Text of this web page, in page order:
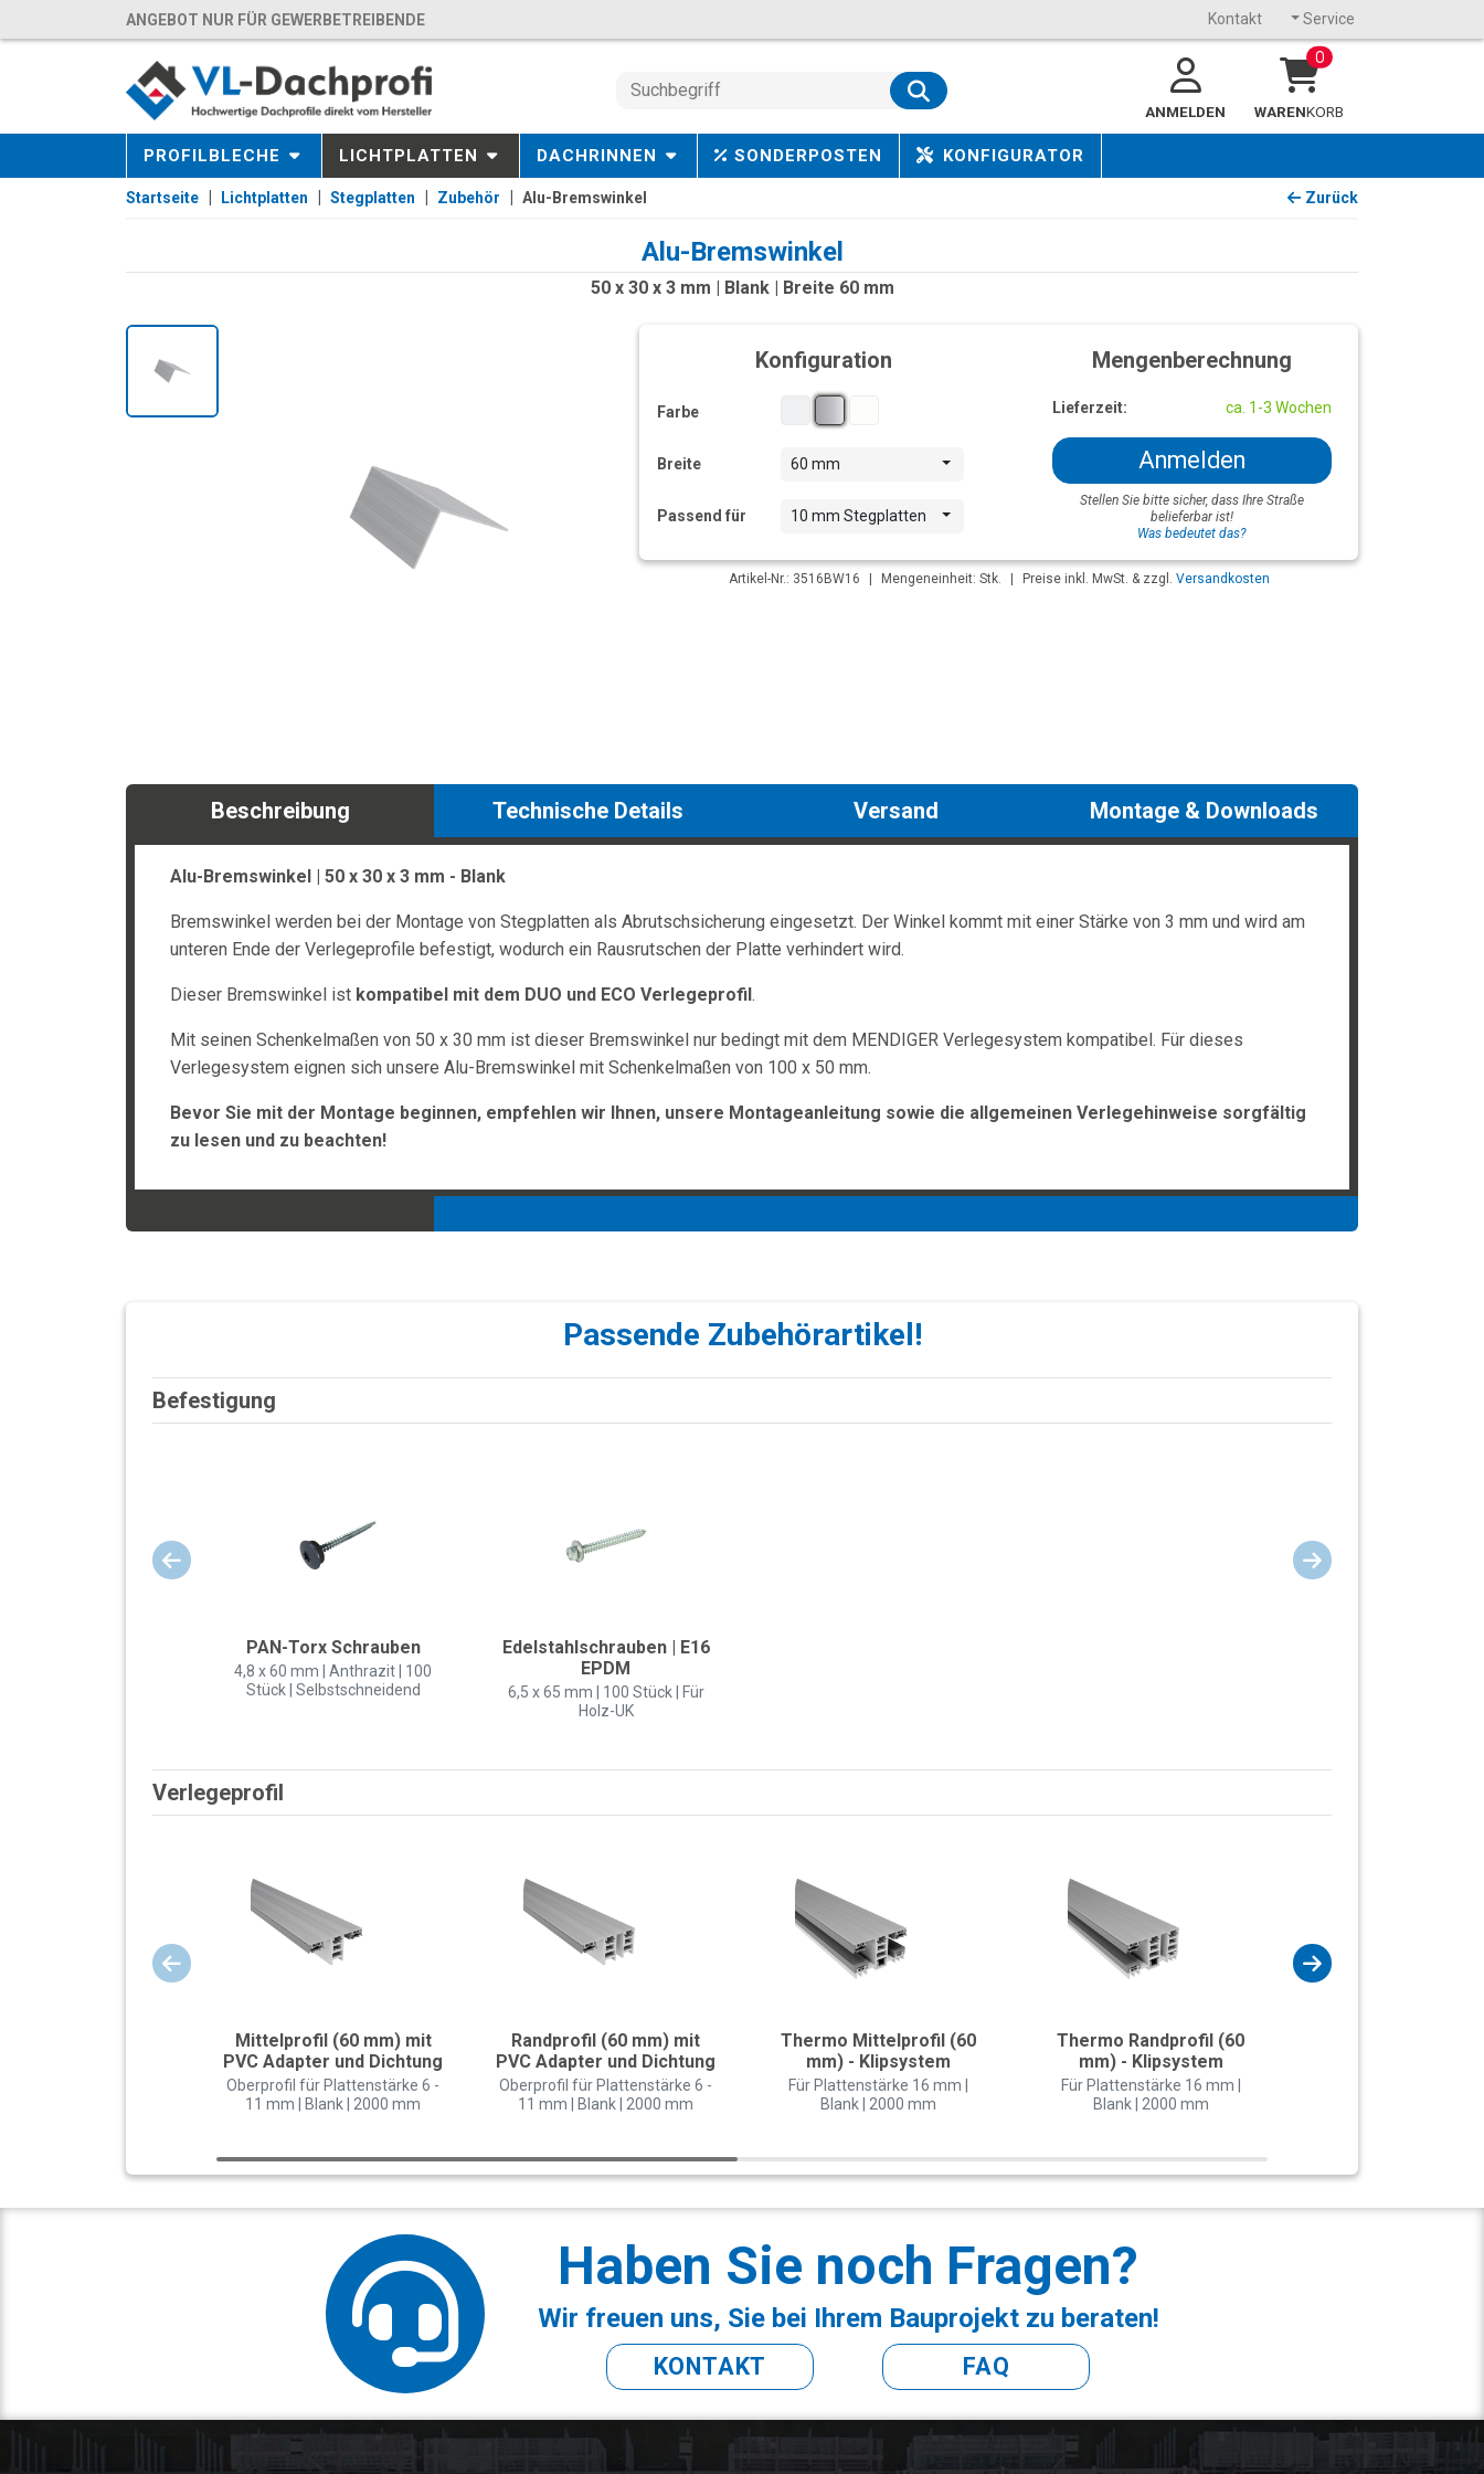
ANGEBOT NUR FÜR GEWERBETREIBENDE Kontakt Service
ANMELDEN
0
WARENKORB
PROFILBLECHE LICHTPLATTEN DACHRINNEN SONDERPOSTEN KONFIGURATOR
Startseite Lichtplatten Stegplatten Zubehör Alu-Bremswinkel Zurück
Alu-Bremswinkel
50 x 30 x 3 mm | Blank | Breite 60 mm
Konfiguration
Farbe
Breite 60 mm
Passend für 10 mm Stegplatten
Mengenberechnung
Lieferzeit: ca. 1-3 Wochen
Anmelden
Stellen Sie bitte sicher, dass Ihre Straße
belieferbar ist!
Was bedeutet das?
Artikel-Nr.: 3516BW16 Mengeneinheit: Stk. Preise inkl. MwSt. & zzgl. Versandkosten
Beschreibung Technische Details Versand Montage & Downloads
Alu-Bremswinkel | 50 x 30 x 3 mm - Blank
Bremswinkel werden bei der Montage von Stegplatten als Abrutschsicherung eingesetzt. Der Winkel kommt mit einer Stärke von 3 mm und wird am
unteren Ende der Verlegeprofile befestigt, wodurch ein Rausrutschen der Platte verhindert wird.
Dieser Bremswinkel ist kompatibel mit dem DUO und ECO Verlegeprofil.
Mit seinen Schenkelmaßen von 50 x 30 mm ist dieser Bremswinkel nur bedingt mit dem MENDIGER Verlegesystem kompatibel. Für dieses
Verlegesystem eignen sich unsere Alu-Bremswinkel mit Schenkelmaßen von 100 x 50 mm.
Bevor Sie mit der Montage beginnen, empfehlen wir Ihnen, unsere Montageanleitung sowie die allgemeinen Verlegehinweise sorgfältig
zu lesen und zu beachten!
Passende Zubehörartikel!
Befestigung
PAN-Torx Schrauben
4,8 x 60 mm | Anthrazit | 100
Stück | Selbstschneidend
Edelstahlschrauben | E16
EPDM
6,5 x 65 mm | 100 Stück | Für
Holz-UK
Verlegeprofil
Mittelprofil (60 mm) mit
PVC Adapter und Dichtung
Oberprofil für Plattenstärke 6 -
11 mm | Blank | 2000 mm
Randprofil (60 mm) mit
PVC Adapter und Dichtung
Oberprofil für Plattenstärke 6 -
11 mm | Blank | 2000 mm
Thermo Mittelprofil (60
mm) - Klipsystem
Für Plattenstärke 16 mm |
Blank | 2000 mm
Thermo Randprofil (60
mm) - Klipsystem
Für Plattenstärke 16 mm |
Blank | 2000 mm
Haben Sie noch Fragen?
Wir freuen uns, Sie bei Ihrem Bauprojekt zu beraten!
KONTAKT FAQ